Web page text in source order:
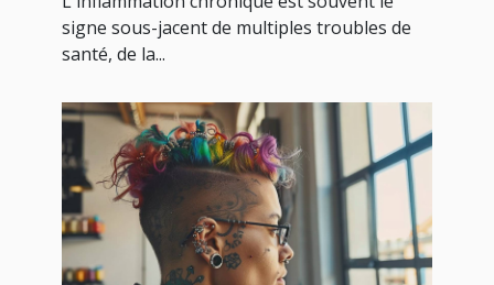
l'inflammation
signe sous-jacent de multiples troubles de
santé, de la...